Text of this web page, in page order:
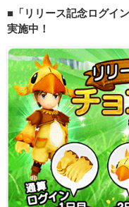
■「リリース記念ログイ
実施中！